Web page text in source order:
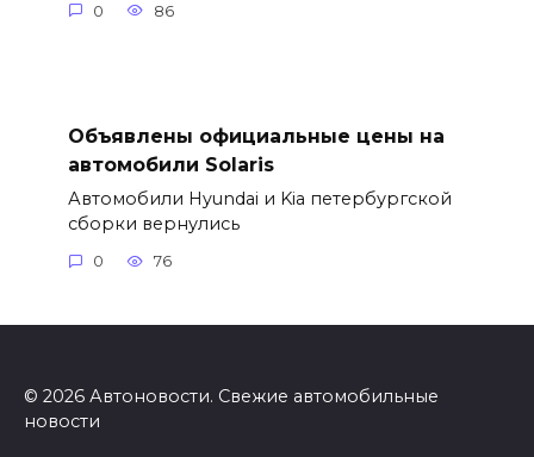
0 86
Объявлены официальные цены на
автомобили Solaris
Автомобили Hyundai и Kia петербургской
сборки вернулись
0 76
© 2026 Автоновости. Свежие автомобильные
новости